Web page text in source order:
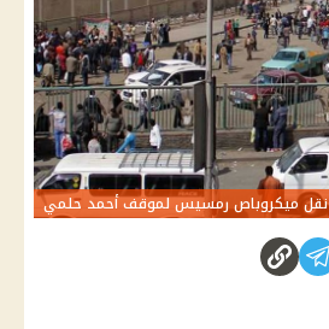
نقل ميكروباص رمسيس لموقف أحمد حلمي